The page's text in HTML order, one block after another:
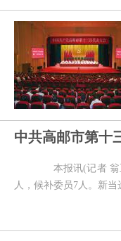
中共高邮市第十
本报讯(记者 翁正
人，候补委员7人。新